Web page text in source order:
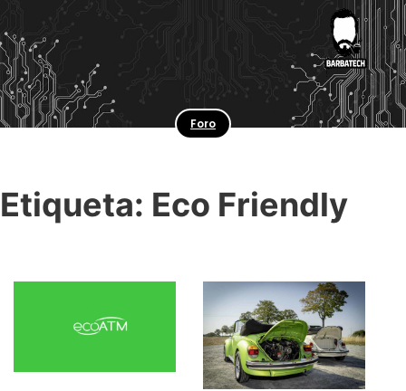
Foro
Etiqueta: Eco Friendly